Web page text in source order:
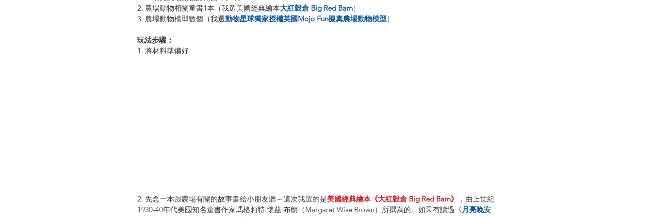
2. 農場動物相關童書1本（我選美國經典繪本大紅穀倉 Big Red Barn）
3. 農場動物模型數個（我選動物星球獨家授權英國Mojo Fun擬真農場動物模型）
玩法步驟：
1. 將材料準備好
2. 先念一本跟農場有關的故事書給小朋友聽～這次我選的是美國經典繪本《大紅穀倉 Big Red Barn》
，由上世紀
1930-40年代美國知名童書作家瑪格莉特.懷茲.布朗（Margaret Wise Brown）所撰寫的。如果有讀過《月亮晚安